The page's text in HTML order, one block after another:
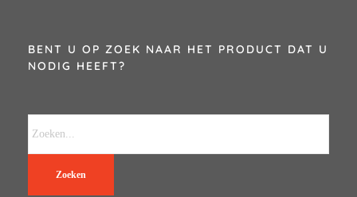
BENT U OP ZOEK NAAR HET PRODUCT DAT U
NODIG HEEFT?
Zoeken